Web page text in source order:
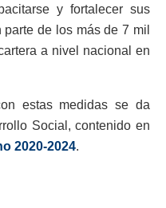
y fortalecer sus
de los más de 7 mil
a nivel nacional en
estas medidas se da
Social, contenido en
2020-2024.